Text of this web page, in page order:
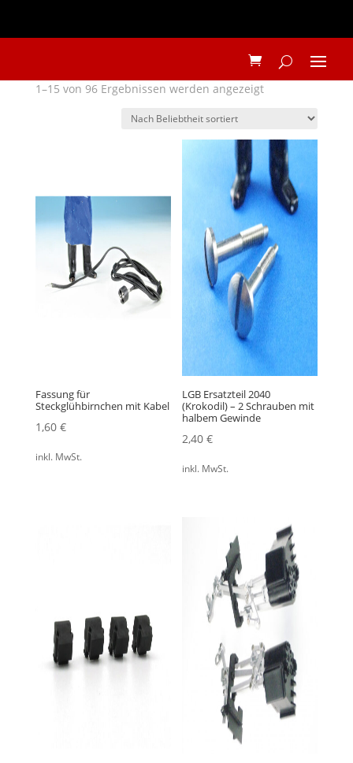
1–15 von 96 Ergebnissen werden angezeigtNach
Fassung für
Steckglühbirnchen mit Kabel
1,60 €
inkl. MwSt.
LGB Ersatzteil 2040
(Krokodil) – 2 Schrauben mit
halbem Gewinde
2,40€
inkl. MwSt.